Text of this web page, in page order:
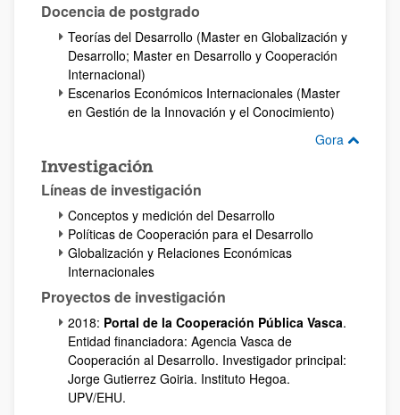
Docencia de postgrado
Teorías del Desarrollo (Master en Globalización y
Desarrollo; Master en Desarrollo y Cooperación
Internacional)
Escenarios Económicos Internacionales (Master
en Gestión de la Innovación y el Conocimiento)
Gora
Investigación
Líneas de investigación
Conceptos y medición del Desarrollo
Políticas de Cooperación para el Desarrollo
Globalización y Relaciones Económicas
Internacionales
Proyectos de investigación
2018: Portal de la Cooperación Pública Vasca.
Entidad financiadora: Agencia Vasca de
Cooperación al Desarrollo. Investigador principal:
Jorge Gutierrez Goiria. Instituto Hegoa.
UPV/EHU.